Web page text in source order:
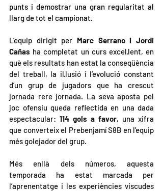
punts i demostrar una gran regularitat al
llarg de tot el campionat.
L’equip dirigit per Marc Serrano i Jordi
Cañas ha completat un curs excel·lent, en
què els resultats han estat la conseqüència
del treball, la il·lusió i l’evolució constant
d’un grup de jugadors que ha crescut
jornada rere jornada. La seva aposta pel
joc ofensiu queda reflectida en una dada
espectacular: 114 gols a favor, una xifra
que converteix el Prebenjamí S8B en l'equip
més golejador del grup.
Més enllà dels números, aquesta
temporada ha estat marcada per
l’aprenentatge i les experiències viscudes